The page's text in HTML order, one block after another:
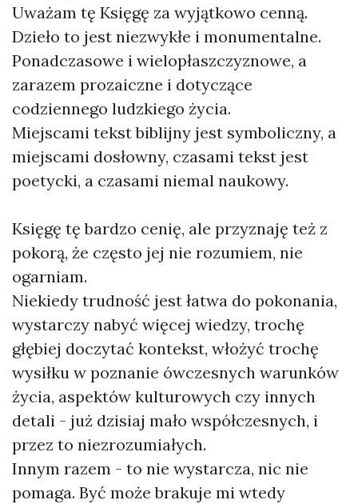
Uważam tę Księgę za wyjątkowo cenną.
Dzieło to jest niezwykłe i monumentalne.
Ponadczasowe i wielopłaszczyznowe, a
zarazem prozaiczne i dotyczące
codziennego ludzkiego życia.
Miejscami tekst biblijny jest symboliczny, a
miejscami dosłowny, czasami tekst jest
poetycki, a czasami niemal naukowy.
Księgę tę bardzo cenię, ale przyznaję też z
pokorą, że często jej nie rozumiem, nie
ogarniam.
Niekiedy trudność jest łatwa do pokonania,
wystarczy nabyć więcej wiedzy, trochę
głębiej doczytać kontekst, włożyć trochę
wysiłku w poznanie ówczesnych warunków
życia, aspektów kulturowych czy innych
detali - już dzisiaj mało współczesnych, i
przez to niezrozumiałych.
Innym razem - to nie wystarcza, nic nie
pomaga. Być może brakuje mi wtedy